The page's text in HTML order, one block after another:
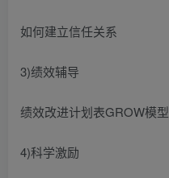
如何建立信任关系
3)绩效辅导
绩效改进计划表GROW模型
4)科学激励